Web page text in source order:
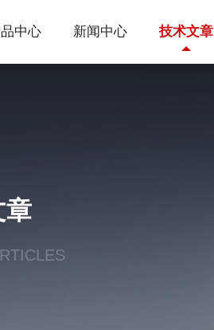
中心 新闻中心 技术文章
章